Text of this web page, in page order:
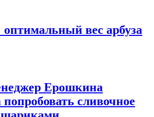
вес арбуза
Ерошкина
попробовать сливочное